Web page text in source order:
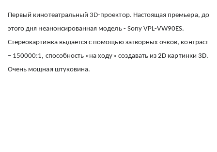
Первый кинотеатральный 3D-проектор. Настоящая премьера, до
этого дня неанонсированная модель - Sony VPL-VW90ES.
Стереокартинка выдается с помощью затворных очков, контраст
– 150000:1, способность «на ходу» создавать из 2D картинки 3D.
Очень мощная штуковина.